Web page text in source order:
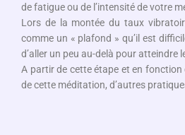
de fatigue ou de l’intensité de votre
Lors de la montée du taux
comme un « plafond » qu’il est
d’aller un peu au-delà pour atteindre
A partir de cette étape et en fonction
de cette méditation, d’autres